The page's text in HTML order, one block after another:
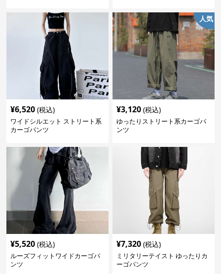
¥6,520 (税込)
ワイドシルエット ストリート系
カーゴパンツ
人気
¥3,120 (税込)
ゆったりストリート系カーゴパ
ンツ
¥5,520 (税込)
ルーズフィットワイドカーゴパ
ンツ
¥7,320 (税込)
ミリタリーテイスト ゆったりカ
ーゴパンツ